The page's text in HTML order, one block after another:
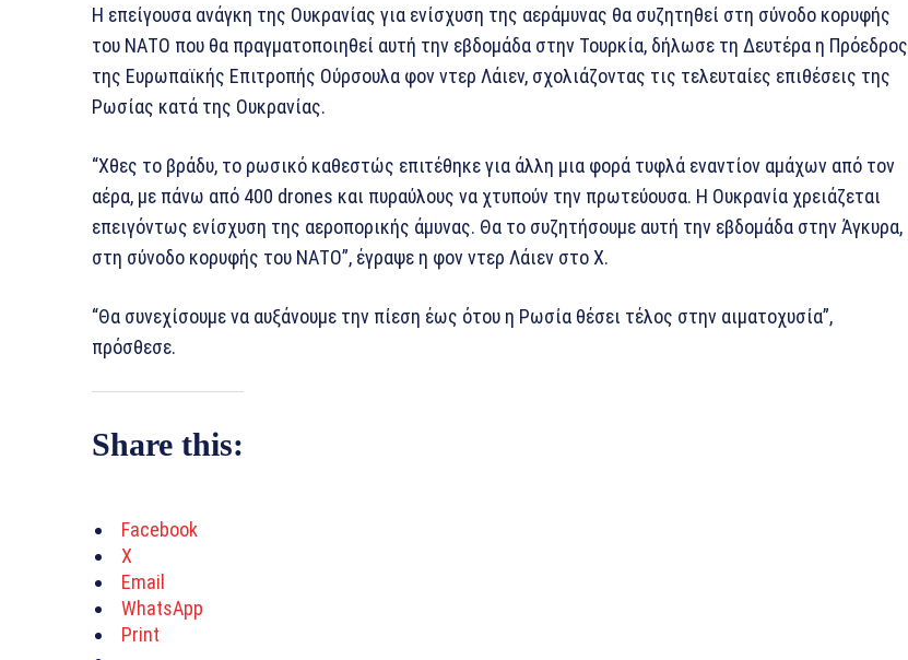
Η επείγουσα ανάγκη της Ουκρανίας για ενίσχυση της αεράμυνας θα συζητηθεί στη σύνοδο κορυφής
του ΝΑΤΟ που θα πραγματοποιηθεί αυτή την εβδομάδα στην Τουρκία, δήλωσε τη Δευτέρα η Πρόεδρος
της Ευρωπαϊκής Επιτροπής Ούρσουλα φον ντερ Λάιεν, σχολιάζοντας τις τελευταίες επιθέσεις της
Ρωσίας κατά της Ουκρανίας.
“Χθες το βράδυ, το ρωσικό καθεστώς επιτέθηκε για άλλη μια φορά τυφλά εναντίον αμάχων από τον
αέρα, με πάνω από 400 drones και πυραύλους να χτυπούν την πρωτεύουσα. Η Ουκρανία χρειάζεται
επειγόντως ενίσχυση της αεροπορικής άμυνας. Θα το συζητήσουμε αυτή την εβδομάδα στην Άγκυρα,
στη σύνοδο κορυφής του ΝΑΤΟ”, έγραψε η φον ντερ Λάιεν στο X.
“Θα συνεχίσουμε να αυξάνουμε την πίεση έως ότου η Ρωσία θέσει τέλος στην αιματοχυσία”,
πρόσθεσε.
Share this:
Facebook
X
Email
WhatsApp
Print